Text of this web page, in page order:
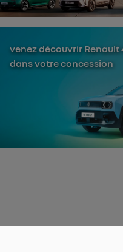
venez découvrir Renault
dans votre concession